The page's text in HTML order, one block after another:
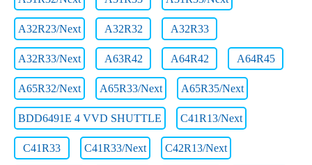
A32R23/Next A32R32 A32R33
A32R33/Next A63R42 A64R42 A64R45
A65R32/Next A65R33/Next A65R35/Next
BDD6491E 4 VVD SHUTTLE C41R13/Next
C41R33 C41R33/Next C42R13/Next